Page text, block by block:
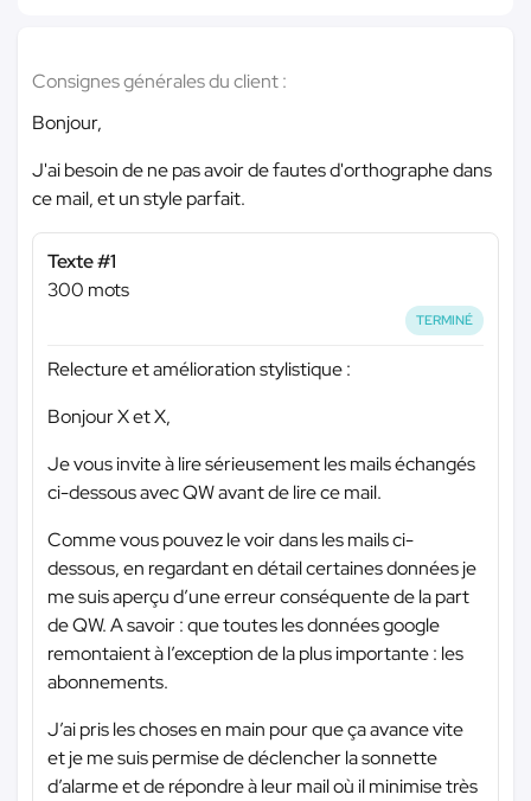
Consignes générales du client :
Bonjour,
J'ai besoin de ne pas avoir de fautes d'orthographe dans
ce mail, et un style parfait.
Texte #1
300 mots
TERMINÉ
Relecture et amélioration stylistique :
Bonjour X et X,
Je vous invite à lire sérieusement les mails échangés
ci-dessous avec QW avant de lire ce mail.
Comme vous pouvez le voir dans les mails ci-
dessous, en regardant en détail certaines données je
me suis aperçu d’une erreur conséquente de la part
de QW. A savoir : que toutes les données google
remontaient à l’exception de la plus importante : les
abonnements.
J’ai pris les choses en main pour que ça avance vite
et je me suis permise de déclencher la sonnette
d’alarme et de répondre à leur mail où il minimise très